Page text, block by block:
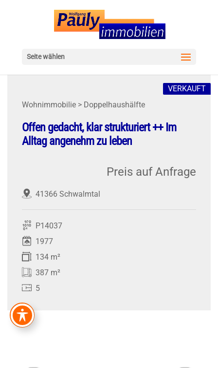
Seite wählen
Wohnimmobilie > Doppelhaushälfte
VERKAUFT
Offen gedacht, klar strukturiert ++ Im
Alltag angenehm zu leben
41366 Schwalmtal
Preis auf Anfrage
P14037
1977
134 m²
387 m²
5